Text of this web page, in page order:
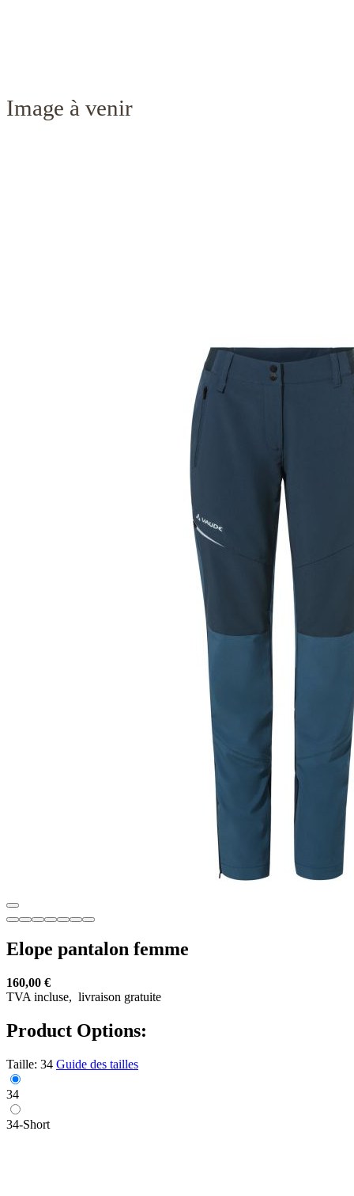
Elope pantalon femme
160,00 €
TVA incluse, livraison gratuite
Product Options:
Taille: 34 Guide des tailles
34
34-Short